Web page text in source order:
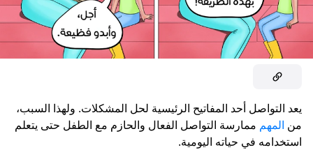
يعد التواصل أحد المفاتيح الرئيسية لحل المشكلات. ولهذا السبب،
من المهم ممارسة التواصل الفعال والحازم مع الطفل حتى يتعلم
استخدامه في حياته اليومية.